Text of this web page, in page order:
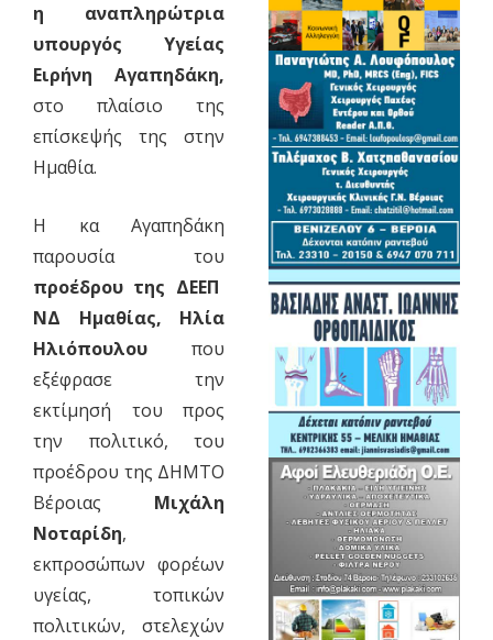
η αναπληρώτρια
υπουργός Υγείας
Ειρήνη Αγαπηδάκη,
στο πλαίσιο της
επίσκεψής της στην
Ημαθία.
Η κα Αγαπηδάκη
παρουσία του
προέδρου της ΔΕΕΠ
ΝΔ Ημαθίας, Ηλία
Ηλιόπουλουπου
εξέφρασε την
εκτίμησή του προς
την πολιτικό, του
προέδρου της ΔΗΜΤΟ
Βέροιας Μιχάλη
Νοταρίδη,
εκπροσώπων φορέων
υγείας, τοπικών
πολιτικών, στελεχών